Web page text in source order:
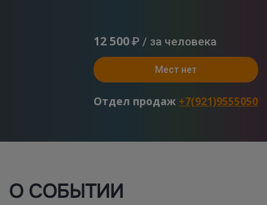
12 500₽ / за человека
Мест нет
Отдел продаж +7(921)9555050
О СОБЫТИИ